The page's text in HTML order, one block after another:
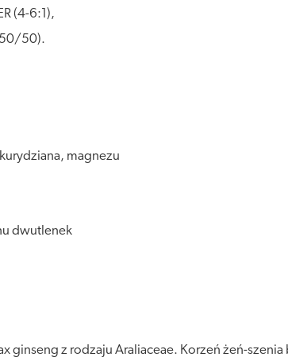
(4-6:1),
50).
magnezu
dwutlenek
ginseng z rodzaju Araliaceae. Korzeń żeń-